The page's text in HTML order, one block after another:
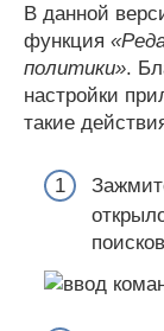
В данной
функция
политики».
настройки
такие